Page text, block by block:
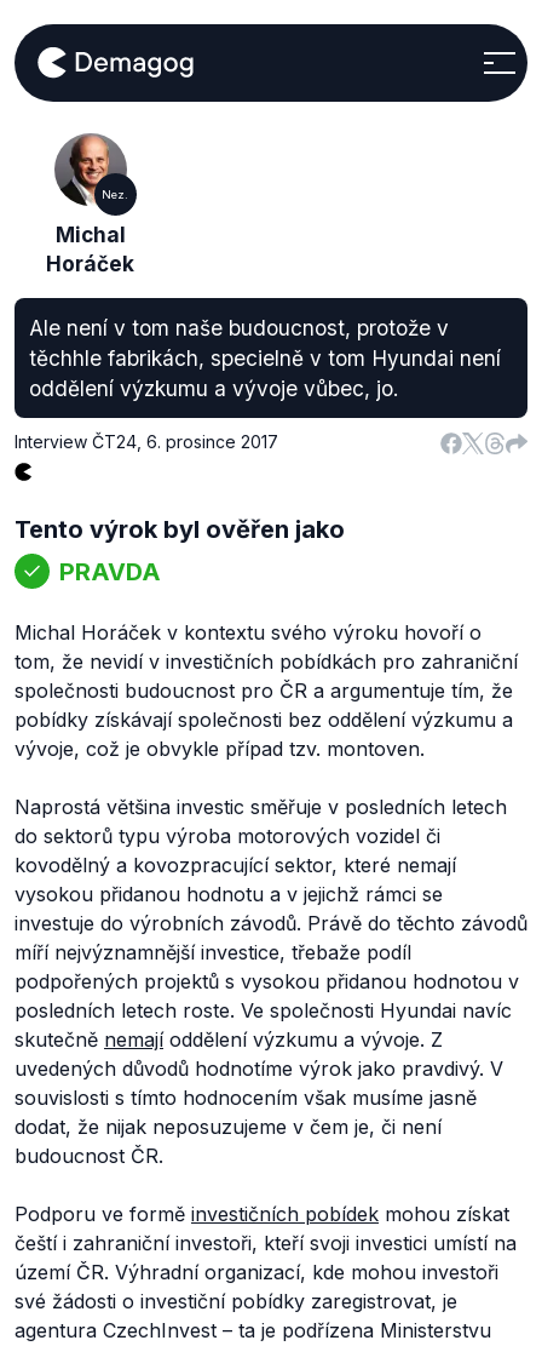
Nez.
Michal
Horáček
Ale není v tom naše budoucnost, protože v
těchhle fabrikách, specielně v tom Hyundai není
oddělení výzkumu a vývoje vůbec, jo.
Interview ČT24 6. prosince 2017
Tento výrok byl ověřen jako
PRAVDA
Michal Horáček v kontextu svého výroku hovoří o
tom, že nevidí v investičních pobídkách pro zahraniční
společnosti budoucnost pro ČR a argumentuje tím, že
pobídky získávají společnosti bez oddělení výzkumu a
vývoje, což je obvykle případ tzv. montoven.
Naprostá většina investic směřuje v posledních letech
do sektorů typu výroba motorových vozidel či
kovodělný a kovozpracující sektor, které nemají
vysokou přidanou hodnotu a v jejichž rámci se
investuje do výrobních závodů. Právě do těchto závodů
míří nejvýznamnější investice, třebaže podíl
podpořených projektů s vysokou přidanou hodnotou v
posledních letech roste. Ve společnosti Hyundai navíc
skutečně nemajíoddělení výzkumu a vývoje. Z
uvedených důvodů hodnotíme výrok jako pravdivý. V
souvislosti s tímto hodnocením však musíme jasně
dodat, že nijak neposuzujeme v čem je, či není
budoucnost ČR.
Podporu ve formě investičních pobídek mohou získat
čeští i zahraniční investoři, kteří svoji investici umístí na
území ČR. Výhradní organizací, kde mohou investoři
své žádosti o investiční pobídky zaregistrovat, je
agentura CzechInvest – ta je podřízena Ministerstvu